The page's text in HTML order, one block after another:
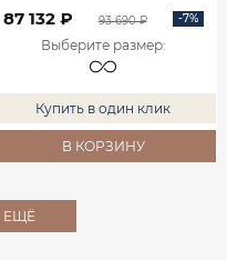
87 132 ₽ 93 690 ₽ -7%
Выберите размер:
Купить в один клик
В КОРЗИНУ
ЕЩЁ